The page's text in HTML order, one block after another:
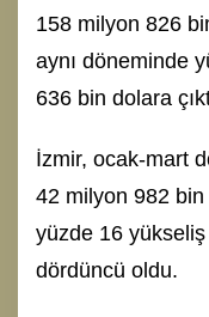
158 milyon 826
aynı döneminde
636 bin dolara
İzmir, ocak-mart
42 milyon 982
yüzde 16
dördüncü oldu.